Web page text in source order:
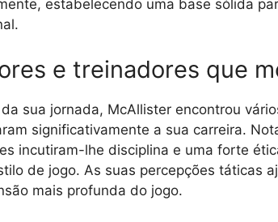
estabelecendo uma base sólida
e treinadores que
sua jornada, McAllister encontrou
significativamente a sua carreira.
incutiram-lhe disciplina e uma forte
de jogo. As suas percepções táticas
mais profunda do jogo.